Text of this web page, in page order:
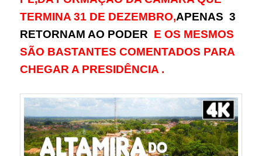
TERMINA 31 DE DEZEMBRO,APENAS 3
RETORNAM AO PODER E OS MESMOS
SÃO BASTANTES COMENTADOS PARA
CHEGAR A PRESIDÊNCIA .